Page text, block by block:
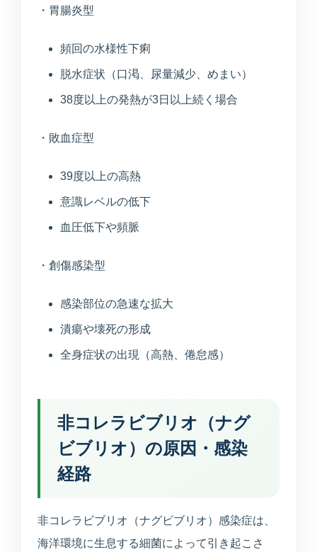
・胃腸炎型
頻回の水様性下痢
脱水症状（口渇、尿量減少、めまい）
38度以上の発熱が3日以上続く場合
・敗血症型
39度以上の高熱
意識レベルの低下
血圧低下や頻脈
・創傷感染型
感染部位の急速な拡大
潰瘍や壊死の形成
全身症状の出現（高熱、倦怠感）
非コレラビブリオ（ナグ
ビブリオ）の原因・感染
経路
非コレラビブリオ（ナグビブリオ）感染症は、
海洋環境に生息する細菌によって引き起こさ